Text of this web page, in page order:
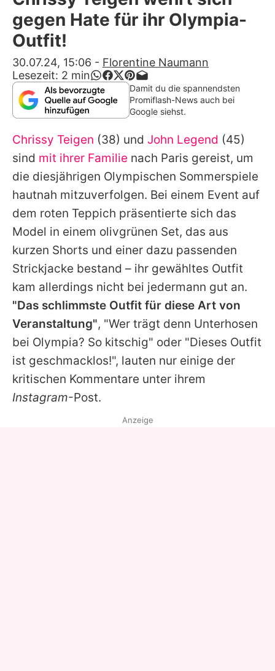
Alle Themen auf Promiflash
App runterladen
Team
Redaktionelle Richtlinien
Impressum
Datenschutzerklärung
Nutzungsbedingungen
Utiq verwalten
gegen Hate für ihr Olympia-
Outfit!
30.07.24, 15:06 - Florentine Naumann
Lesezeit: 2 min
Damit du die spannendsten
Promiflash-News auch bei
Google siehst.
Chrissy Teigen (38) und John Legend (45)
sind mit ihrer Familie nach Paris gereist, um
die diesjährigen Olympischen Sommerspiele
hautnah mitzuverfolgen. Bei einem Event auf
dem roten Teppich präsentierte sich das
Model in einem olivgrünen Set, das aus
kurzen Shorts und einer dazu passenden
Strickjacke bestand – ihr gewähltes Outfit
kam allerdings nicht bei jedermann gut an.
"Das schlimmste Outfit für diese Art von
Veranstaltung", "Wer trägt denn Unterhosen
bei Olympia? So kitschig" oder "Dieses Outfit
ist geschmacklos!", lauten nur einige der
kritischen Kommentare unter ihrem
Instagram-Post.
Anzeige